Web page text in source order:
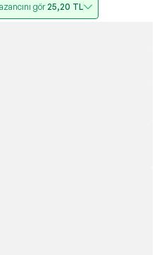
gör25,20 TL